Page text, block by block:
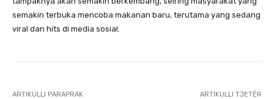
semakin terbuka mencoba makanan baru, terutama yang sedang
viral dan hits di media sosial.
ARTIKULLI PARAPRAK ARTIKULLI TJETËR